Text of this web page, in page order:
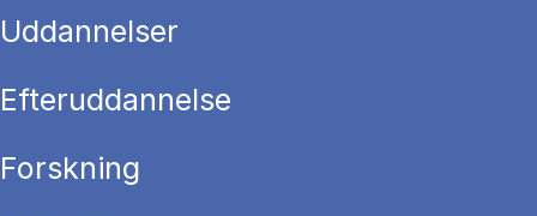
Uddannelser
Efteruddannelse
Forskning